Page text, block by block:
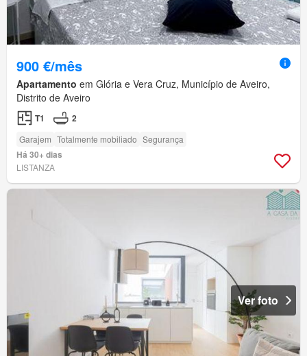
900 €/mês
Apartamento em Glória e Vera Cruz, Município de Aveiro,
Distrito de Aveiro
T1 2
Garajem Totalmente mobiliado Segurança
Há 30+ dias
LISTANZA
Ver foto